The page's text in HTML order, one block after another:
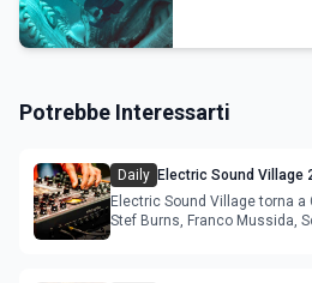
Potrebbe Interessarti
Daily Electric Sound Village
Soundmit e Young
Electric Sound Village torna
Stef Burns, Franco Mussida,